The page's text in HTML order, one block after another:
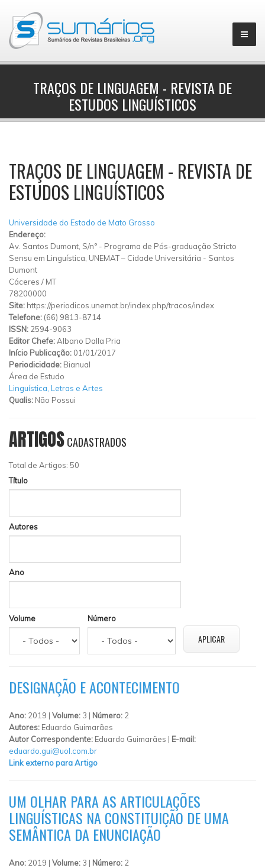
TRAÇOS DE LINGUAGEM - REVISTA DE
ESTUDOS LINGUÍSTICOS
TRAÇOS DE LINGUAGEM - REVISTA DE
ESTUDOS LINGUÍSTICOS
Universidade do Estado de Mato Grosso
Endereço:
Av. Santos Dumont, S/n° - Programa de Pós-graduação Stricto
Sensu em Linguística, UNEMAT – Cidade Universitária - Santos
Dumont
Cáceres / MT
78200000
Site: https://periodicos.unemat.br/index.php/tracos/index
Telefone: (66) 9813-8714
ISSN: 2594-9063
Editor Chefe:Albano Dalla Pria
Início Publicação: 01/01/2017
Periodicidade: Bianual
Área de Estudo
Linguística, Letras e Artes
Qualis: Não Possui
ARTIGOSCADASTRADOS
Total de Artigos: 50
Título
Autores
Ano
Volume Número
DESIGNAÇÃO E ACONTECIMENTO
Ano: 2019 | Volume: 3 | Número: 2
Autores: Eduardo Guimarães
Autor Correspondente: Eduardo Guimarães | E-mail:
eduardo.gui@uol.com.br
Link externo para Artigo
UM OLHAR PARA AS ARTICULAÇÕES
LINGUÍSTICAS NA CONSTITUIÇÃO DE UMA
SEMÂNTICA DA ENUNCIAÇÃO
Ano: 2019 | Volume: 3 | Número: 2